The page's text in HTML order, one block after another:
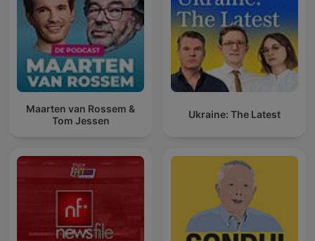
Maarten van Rossem &
Tom Jessen
Ukraine: The Latest